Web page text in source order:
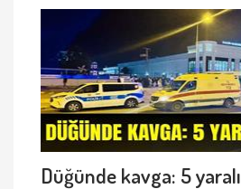
Düğünde kavga: 5 yaralı